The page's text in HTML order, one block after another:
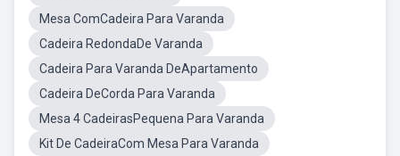
Mesa ComCadeira Para Varanda
Cadeira RedondaDe Varanda
Cadeira Para Varanda DeApartamento
Cadeira DeCorda Para Varanda
Mesa 4 CadeirasPequena Para Varanda
Kit De CadeiraCom Mesa Para Varanda